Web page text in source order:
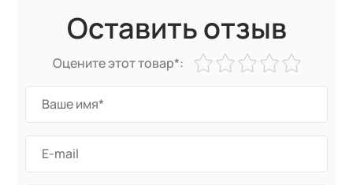
Оставить отзыв
Оцените этот товар*: